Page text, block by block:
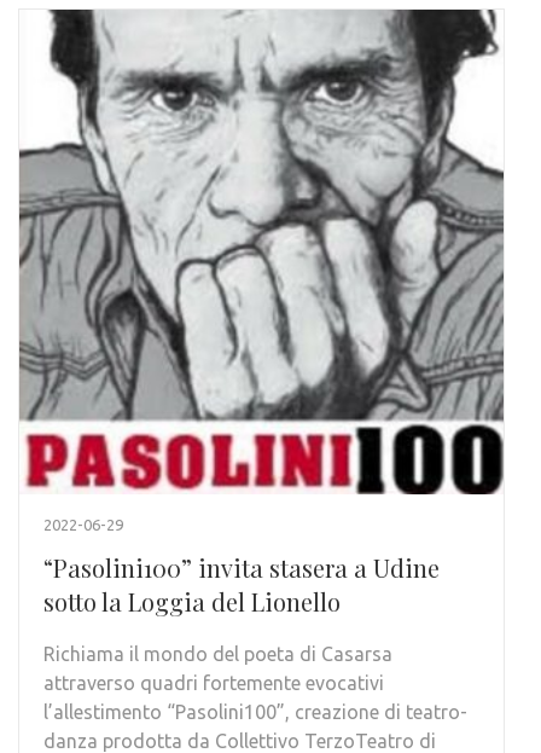
2022-06-29
“Pasolini100” invita stasera a Udine
sotto la Loggia del Lionello
Richiama il mondo del poeta di Casarsa
attraverso quadri fortemente evocativi
l’allestimento “Pasolini100”, creazione di teatro-
danza prodotta da Collettivo TerzoTeatro di